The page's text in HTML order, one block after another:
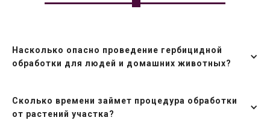
Насколько опасно проведение гербицидной
обработки для людей и домашних животных?
Сколько времени займет процедура обработки
от растений участка?